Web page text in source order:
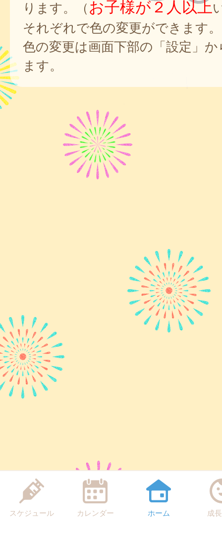
ります。（お子様が２人以上
それぞれで色の変更ができます
色の変更は画面下部の「設定」
ます。
スケジュール カレンダー ホーム 成